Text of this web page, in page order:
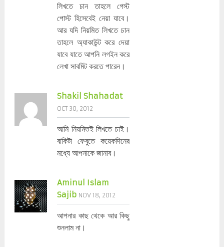
লিখতে চান তাহলে গেস্ট
পোস্ট হিসেবেই নেয়া যাবে।
আর যদি নিয়মিত লিখতে চান
তাহলে অ্যাকাউন্ট করে দেয়া
যাবে যাতে আপনি লগইন করে
লেখা সাবমিট করতে পারেন।
Shakil Shahadat
OCT 30, 2012
আমি নিয়মিতই লিখতে চাই।
বাকিটা ফেবুতে কয়েকদিনের
মধ্যে আপনাকে জানাব।
Aminul Islam
Sajib NOV 18, 2012
আপনার কাছ থেকে আর কিছু
শুনলাম না।